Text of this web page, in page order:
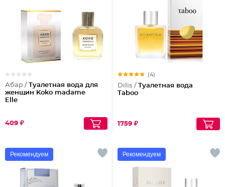
Абар / Туалетная вода для
женщин Koko madame
Elle
409 ₽
(4)
Dilis / Туалетная вода
Taboo
1759 ₽
Рекомендуем Рекомендуем